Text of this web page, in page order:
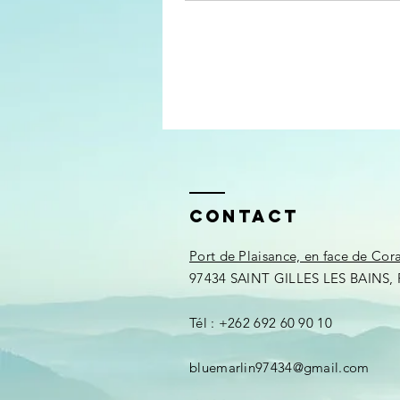
Contact
Port de Plaisance, en face de
97434 SAINT GILLES LES BAINS,
Tél : +262 692 60 90 10
bluemarlin97434@gmail.com